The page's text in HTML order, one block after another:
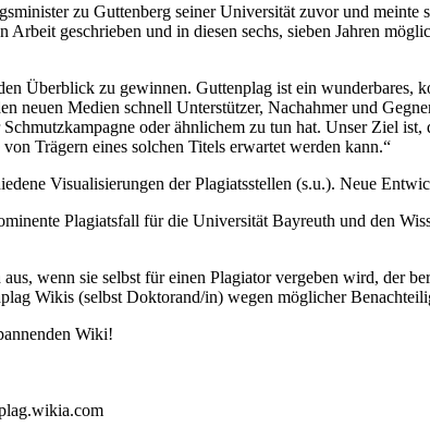
zu Guttenberg seiner Universität zuvor und
Arbeit geschrieben und in diesen sechs, sieben Jahren
Überblick zu gewinnen. Guttenplag ist ein wunderbares,
neuen Medien schnell Unterstützer, Nachahmer und
oder ähnlichem zu tun hat. Unser Ziel
Trägern eines solchen Titels erwartet werden kann.“
Visualisierungen der Plagiatsstellen (s.u.). Neue
Plagiatsfall für die Universität Bayreuth und den
aus, wenn sie selbst für einen Plagiator vergeben wird, der
Wikis (selbst Doktorand/in) wegen möglicher
Wiki!